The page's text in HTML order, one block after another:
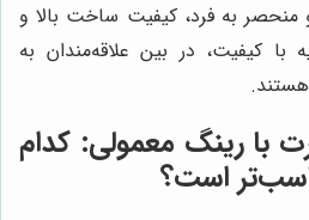
به فرد، کیفیت ساخت بالا و
با کیفیت، در بین علاقه‌مندان به
با رینگ معمولی: کدام
است؟